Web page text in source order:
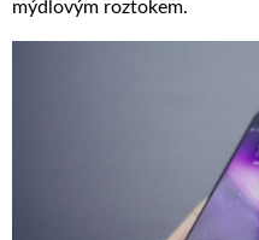
mýdlovým roztokem.